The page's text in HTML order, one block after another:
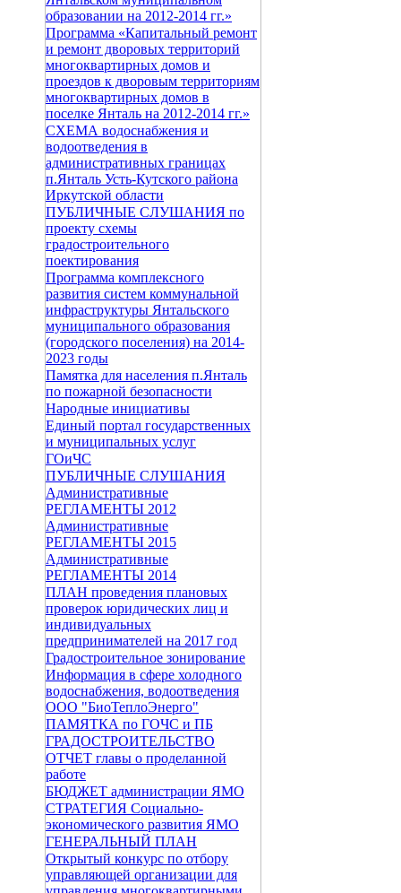
образовании на 2012-2014 гг.»
Программа «Капитальный ремонт
и ремонт дворовых территорий
многоквартирных домов и
проездов к дворовым территориям
многоквартирных домов в
поселке Янталь на 2012-2014 гг.»
СХЕМА водоснабжения и
водоотведения в
административных границах
п.Янталь Усть-Кутского района
Иркутской области
ПУБЛИЧНЫЕ СЛУШАНИЯ по
проекту схемы
градостроительного
поектирования
Программа комплексного
развития систем коммунальной
инфраструктуры Янтальского
муниципального образования
(городского поселения) на 2014-
2023 годы
Памятка для населения п.Янталь
по пожарной безопасности
Народные инициативы
Единый портал государственных
и муниципальных услуг
ГОиЧС
ПУБЛИЧНЫЕ СЛУШАНИЯ
Административные
РЕГЛАМЕНТЫ 2012
Административные
РЕГЛАМЕНТЫ 2015
Административные
РЕГЛАМЕНТЫ 2014
ПЛАН проведения плановых
проверок юридических лиц и
индивидуальных
предпринимателей на 2017 год
Градостроительное зонирование
Информация в сфере холодного
водоснабжения, водоотведения
ООО "БиоТеплоЭнерго"
ПАМЯТКА по ГОЧС и ПБ
ГРАДОСТРОИТЕЛЬСТВО
ОТЧЕТ главы о проделанной
работе
БЮДЖЕТ администрации ЯМО
СТРАТЕГИЯ Социально-
экономического развития ЯМО
ГЕНЕРАЛЬНЫЙ ПЛАН
Открытый конкурс по отбору
управляющей организации для